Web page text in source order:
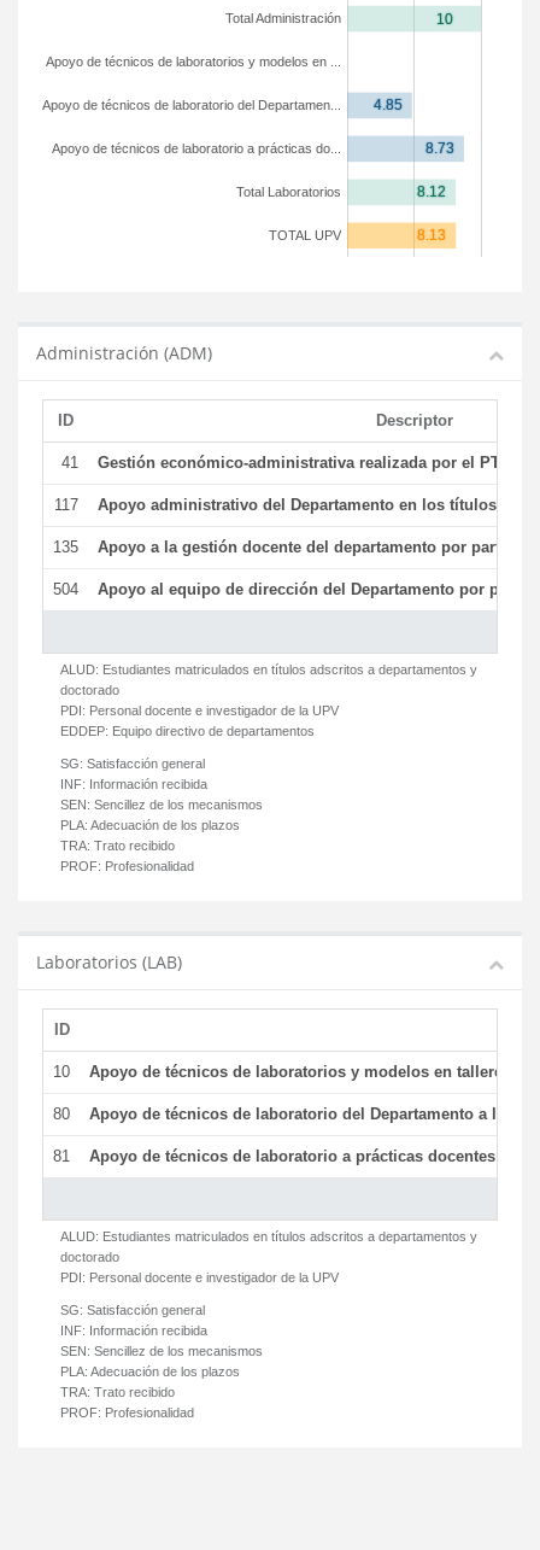
TOTAL UPV
Total Laboratorios
Apoyo de técnicos de laboratorio a prácticas do...
Apoyo de técnicos de laboratorio del Departamen...
Apoyo de técnicos de laboratorios y modelos en ...
Total Administración
Administración (ADM)
ID Descriptor
41 Gestión económico-administrativa realizada por el PTGAS
117 Apoyo administrativo del Departamento en los títulos de
135 Apoyo a la gestión docente del departamento por parte
504 Apoyo al equipo de dirección del Departamento por parte
ALUD: Estudiantes matriculados en títulos adscritos a departamentos y
doctorado
PDI: Personal docente e investigador de la UPV
EDDEP: Equipo directivo de departamentos
SG: Satisfacción general
INF: Información recibida
SEN: Sencillez de los mecanismos
PLA: Adecuación de los plazos
TRA: Trato recibido
PROF: Profesionalidad
Laboratorios (LAB)
ID
10 Apoyo de técnicos de laboratorios y modelos en talleres/
80 Apoyo de técnicos de laboratorio del Departamento a la
81 Apoyo de técnicos de laboratorio a prácticas docentes y
ALUD: Estudiantes matriculados en títulos adscritos a departamentos y
doctorado
PDI: Personal docente e investigador de la UPV
SG: Satisfacción general
INF: Información recibida
SEN: Sencillez de los mecanismos
PLA: Adecuación de los plazos
TRA: Trato recibido
PROF: Profesionalidad